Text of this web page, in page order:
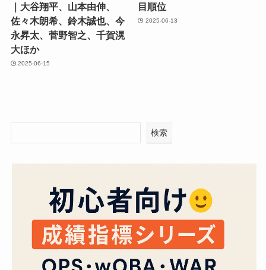
｜大谷翔平、山本由伸、
佐々木朗希、鈴木誠也、今
永昇太、菅野智之、千賀滉
大ほか
2025-06-15
目順位
2025-06-13
検索